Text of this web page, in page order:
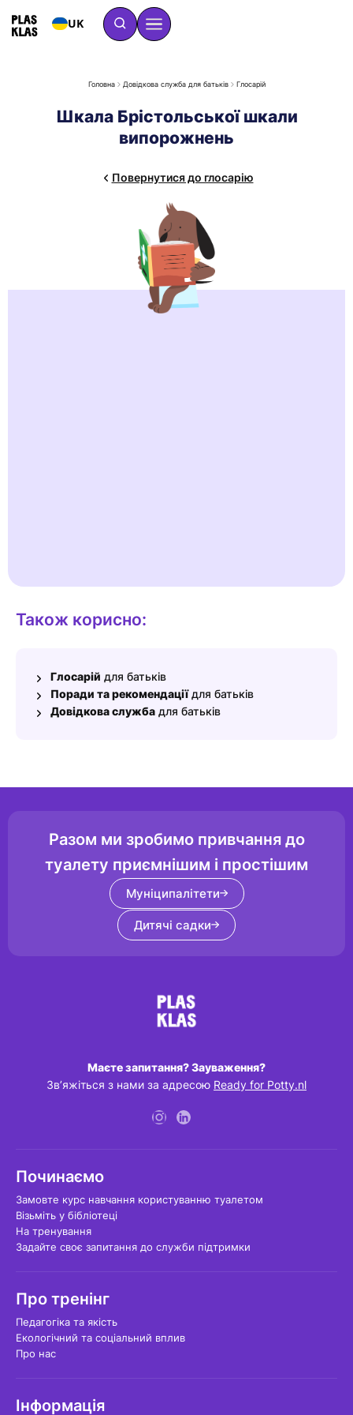
UK
Головна Довідкова служба для батьків Глосарій
Шкала Брістольської шкали
випорожнень
Повернутися до глосарію
Також корисно:
Глосарій для батьків
Поради та рекомендаціїдля батьків
Довідкова служба для батьків
Разом ми зробимо привчання до
туалету приємнішим і простішим
Муніципалітети
Дитячі садки
Маєте запитання? Зауваження?
Зв’яжіться з нами за адресою Ready for Potty.nl
Починаємо
Замовте курс навчання користуванню туалетом
Візьміть у бібліотеці
На тренування
Задайте своє запитання до служби підтримки
Про тренінг
Педагогіка та якість
Екологічний та соціальний вплив
Про нас
Інформація